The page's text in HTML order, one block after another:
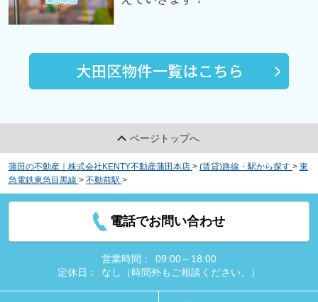
ページトップへ
蒲田の不動産｜株式会社KENTY不動産蒲田本店 > (賃貸)路線・駅から探す > 東
急電鉄東急目黒線 > 不動前駅 >
電話でお問い合わせ
営業時間：
09:00～18:00
定休日：
なし（時間外もご相談ください。）